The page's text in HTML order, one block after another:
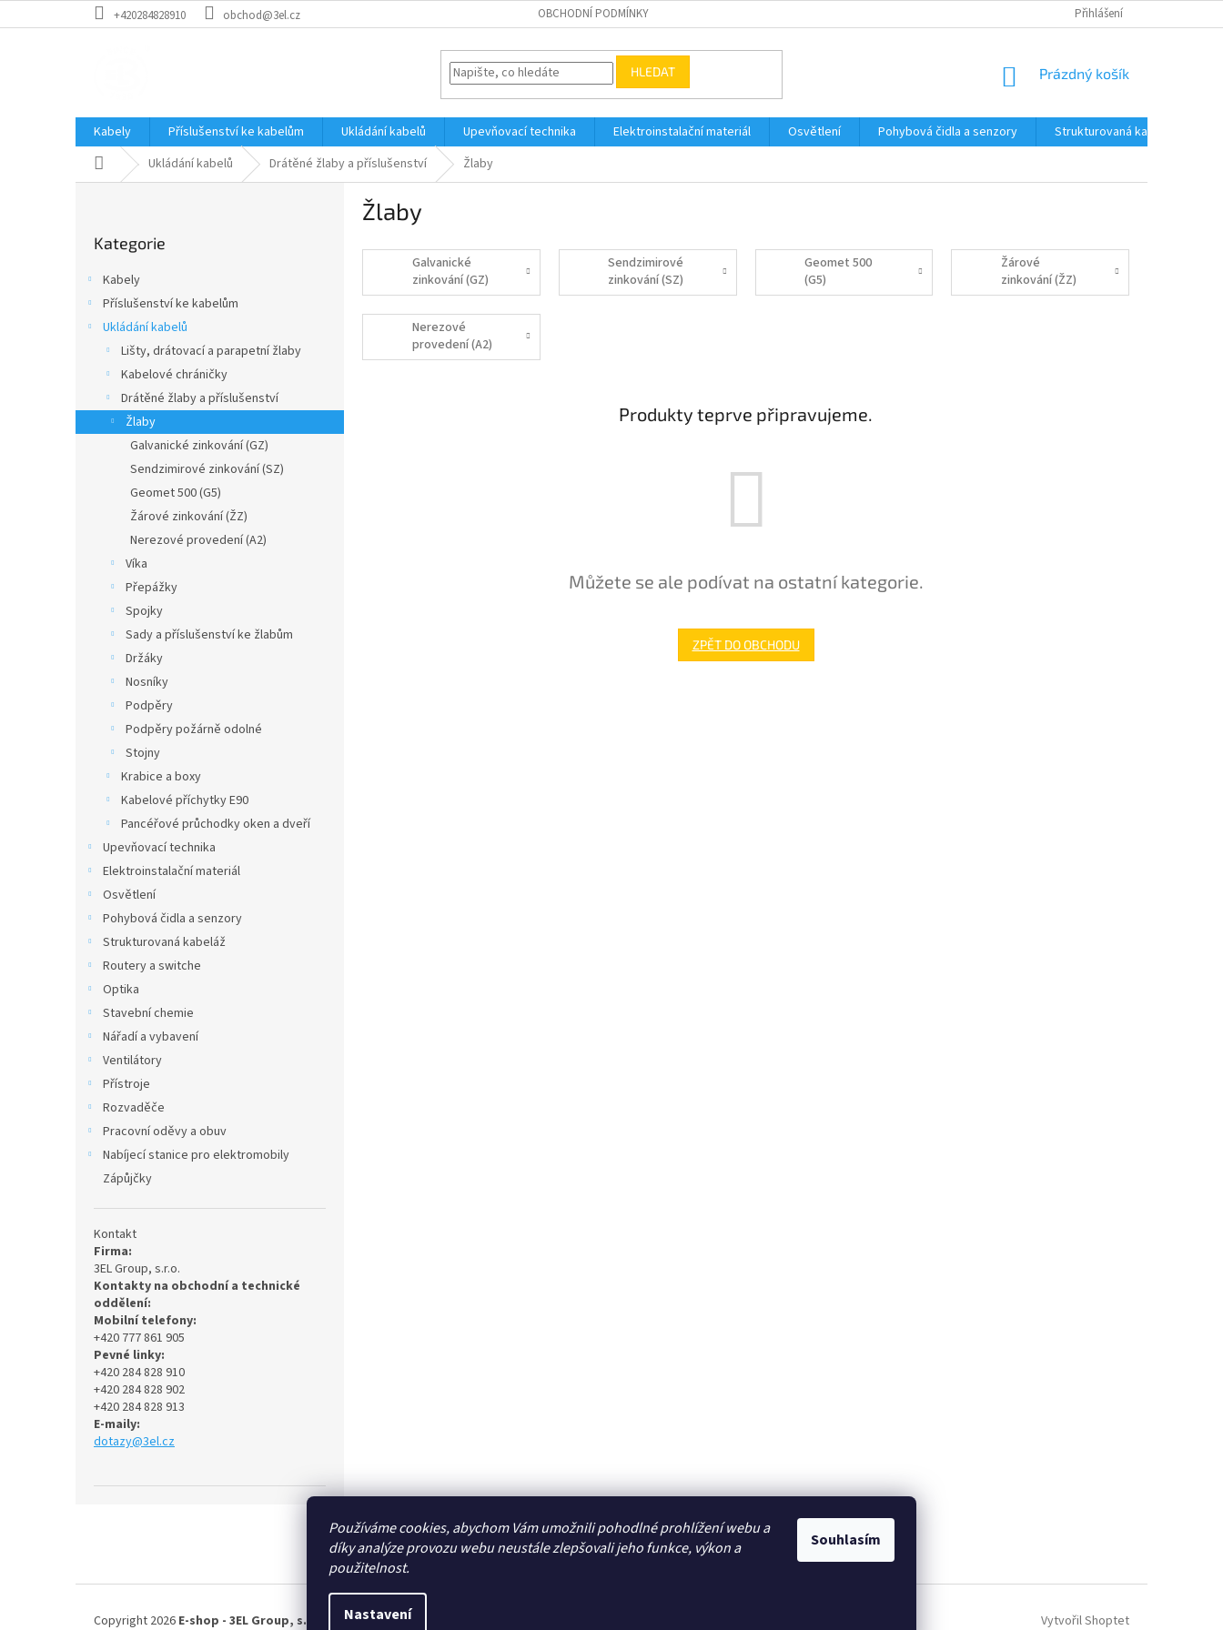
Používáme cookies, abychom Vám umožnili pohodlné prohlížení webu a
díky analýze provozu webu neustále zlepšovali jeho funkce, výkon a
použitelnost.
Nastavení
Souhlasím
na
+420284828910 obchod@3el.cz OBCHODNÍ PODMÍNKY Přihlášení
HLEDAT
NÁKUPNÍ
Prázdný košík
Kabely Příslušenství ke kabelům Ukládání kabelů Upevňovací technika Elektroinstalační materiál Osvětlení Pohybová čidla a senzory Strukturovaná kabeláž
Domů Ukládání kabelů Drátěné žlaby a příslušenství Žlaby
n
e
kategorie
Kategorie
Kabely
Příslušenství ke kabelům
Ukládání kabelů
Lišty, drátovací a parapetní žlaby
Kabelové chráničky
Drátěné žlaby a příslušenství
Žlaby
Galvanické zinkování (GZ)
Sendzimirové zinkování (SZ)
Geomet 500 (G5)
Žárové zinkování (ŽZ)
Nerezové provedení (A2)
Víka
Přepážky
Spojky
Sady a příslušenství ke žlabům
Držáky
Nosníky
Podpěry
Podpěry požárně odolné
Stojny
Krabice a boxy
Kabelové příchytky E90
Pancéřové průchodky oken a dveří
Upevňovací technika
Elektroinstalační materiál
Osvětlení
Pohybová čidla a senzory
Strukturovaná kabeláž
Routery a switche
Optika
Stavební chemie
Nářadí a vybavení
Ventilátory
Přístroje
Rozvaděče
Pracovní oděvy a obuv
Nabíjecí stanice pro elektromobily
Zápůjčky
Kontakt
Firma:
3EL Group, s.r.o.
Kontakty na obchodní a technické
oddělení:
Mobilní telefony:
+420 777 861 905
Pevné linky:
+420 284 828 910
+420 284 828 902
+420 284 828 913
E-maily:
dotazy@3el.cz
Žlaby
Galvanické
zinkování (GZ)
Sendzimirové
zinkování (SZ)
Geomet 500
(G5)
Žárové
zinkování (ŽZ)
Nerezové
provedení (A2)
Produkty teprve připravujeme.
Můžete se ale podívat na ostatní kategorie.
ZPĚT DO OBCHODU
Zboží.cz
Vytvořil Shoptet
Copyright 2026 E-shop - 3EL Group, s.r.o. . Všechna práva vyhrazena.